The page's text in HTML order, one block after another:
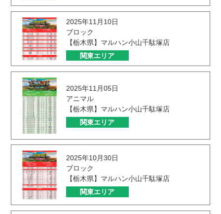
2025年11月10日
ブロック
【栃木県】マルハン小山千駄塚店
関東エリア
2025年11月05日
アニマル
【栃木県】マルハン小山千駄塚店
関東エリア
2025年10月30日
ブロック
【栃木県】マルハン小山千駄塚店
関東エリア